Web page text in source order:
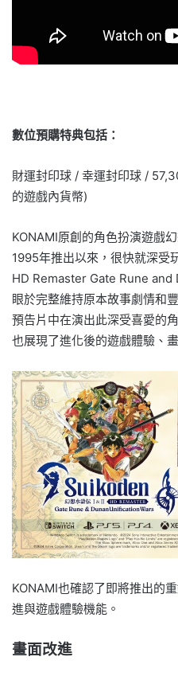
數位預購特典包括：
財運封印球 / 幸運封印球 /
的遊戲內貨幣)
KONAMI原創的角色扮演遊戲
1995年推出以來，很快就深受
HD Remaster Gate Rune
眼於完整維持原本故事劇情和
預告片中在演出此深受喜愛的
也展現了進化後的遊戲體驗、
KONAMI也確認了即將推出的
進與遊戲體驗機能。
畫面改進